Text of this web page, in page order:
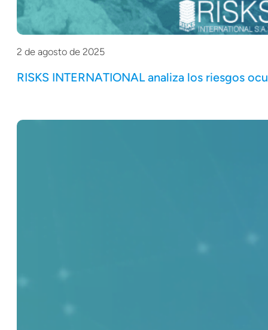
2 de agosto de 2025
RISKS INTERNATIONAL analiza los riesgos